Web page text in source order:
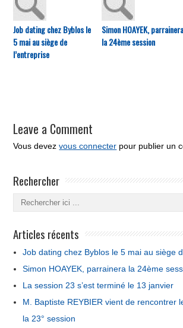
Job dating chez Byblos le
5 mai au siège de
l’entreprise
Simon HOAYEK, parrainera
la 24ème session
Leave a Comment
Vous devezvous connecter pour publier un
Rechercher
Articles récents
Job dating chez Byblos le 5 mai au siège
Simon HOAYEK, parrainera la 24ème
La session 23 s’est terminé le 13 janvier
M. Baptiste REYBIER vient de rencontrer
la 23° session